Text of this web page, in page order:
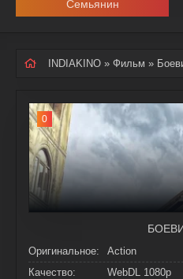
Семьянин
INDIAKINO » Фильм »
0
Оригинальное:
Action
Качество:
WebDL 1080p